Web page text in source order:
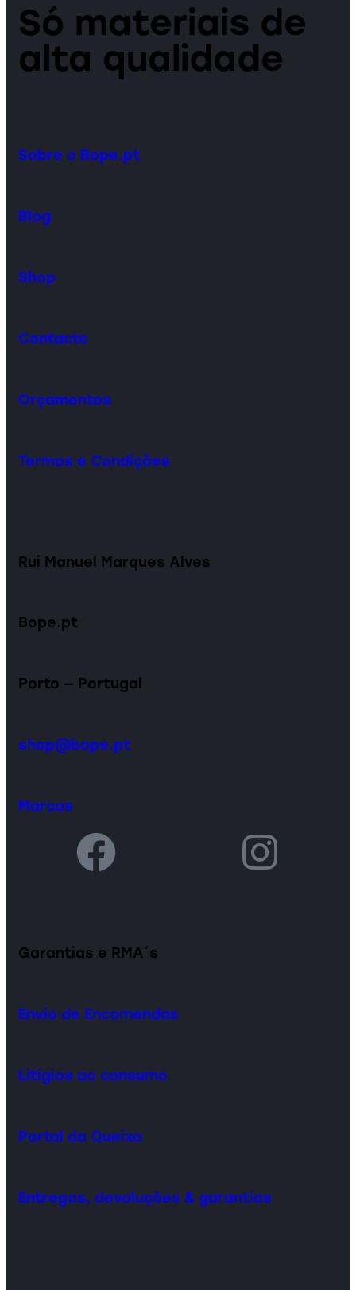
Só materiais de
alta qualidade
Sobre o Bope.pt
Blog
Shop
Contacto
Orçamentos
Termos e Condições
Rui Manuel Marques Alves
Bope.pt
Porto — Portugal
shop@bope.pt
Marcas
Garantias e RMA´s
Envio de Encomendas
Litígios ao consumo
Portal da Queixa
Entregas, devoluções & garantias